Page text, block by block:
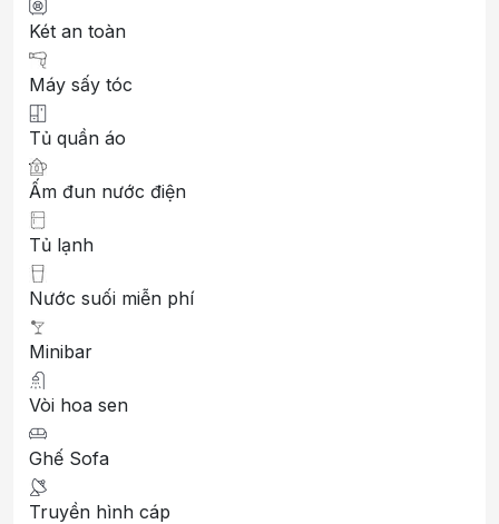
Két an toàn
Máy sấy tóc
Tủ quần áo
Ấm đun nước điện
Tủ lạnh
Nước suối miễn phí
Minibar
Vòi hoa sen
Ghế Sofa
Truyền hình cáp